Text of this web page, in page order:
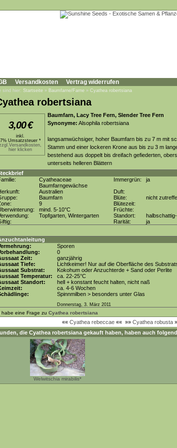
Versandkosten Vertrag widerrufen
sind hier: Startseite » Baumfarne/Farne » Cyathea robertsiana
robertsiana
3,00€
inkl.
7% Umsatzsteuer *
hier klicken
Baumfarn, Lacy Tree Fern, Slender Tree Fern
Synonyme: Alsophila robertsiana
langsamwüchsiger, hoher Baumfarn bis zu 7 m mit
Stamm und einer lockeren Krone aus bis zu 3 m
bestehend aus doppelt bis dreifach gefiederten,
unterseits helleren Blättern
Cyatheaceae
Baumfarngewächse
Immergrün:
ja
Australien
Duft:
Baumfarn Blüte:
nicht
9
Blütezeit:
mind. 5-10°C
Früchte:
Topfgarten, Wintergarten Standort:
Rarität: ja
Sporen
0
Zeit:
ganzjährig
Tiefe:
Lichtkeimer! Nur auf die Oberfläche des
Substrat:
Kokohum oder Anzuchterde + Sand oder Perlite
Temperatur:
ca. 22-25°C
Standort:
hell + konstant feucht halten, nicht naß
ca. 4-6 Wochen
Spinnmilben > besonders unter Glas
Donnerstag, 3. März 2011
habe eine Frage zu Cyathea robertsiana
«« Cyathea rebeccae«« »» Cyathea robusta
die Cyathea robertsiana gekauft haben, haben auch
Welwitschia mirabilis*